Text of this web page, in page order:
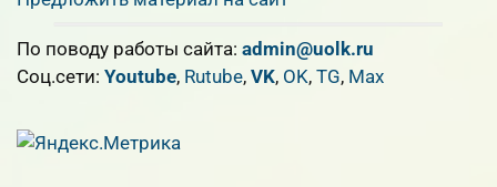
По поводу работы сайта: admin@uolk.ru
Cоц.сети: Youtube, Rutube, VK, OK, TG, Max